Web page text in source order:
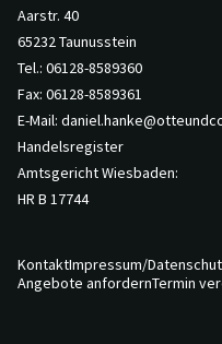
Aarstr. 40
65232 Taunusstein
Tel.: 06128-8589360
Fax: 06128-8589361
E-Mail:
Handelsregister
Amtsgericht Wiesbaden:
HR B 17744
KontaktImpressum/
Angebote anfordernTermin